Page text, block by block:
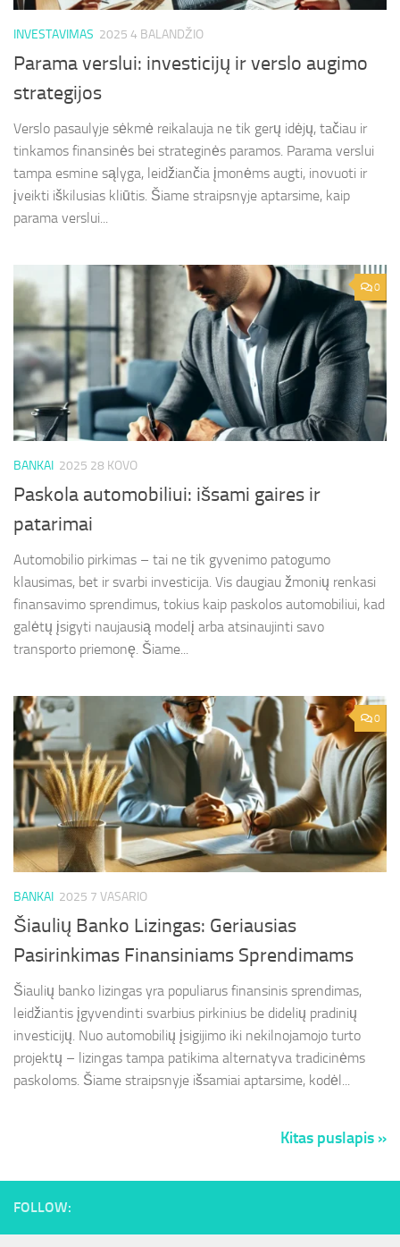
INVESTAVIMAS 2025 4 BALANDŽIO
Parama verslui: investicijų ir verslo augimo
strategijos
Verslo pasaulyje sėkmė reikalauja ne tik gerų idėjų, tačiau ir
tinkamos finansinės bei strateginės paramos. Parama verslui
tampa esmine sąlyga, leidžiančia įmonėms augti, inovuoti ir
įveikti iškilusias kliūtis. Šiame straipsnyje aptarsime, kaip
parama verslui...
0
BANKAI 2025 28 KOVO
Paskola automobiliui: išsami gaires ir
patarimai
Automobilio pirkimas – tai ne tik gyvenimo patogumo
klausimas, bet ir svarbi investicija. Vis daugiau žmonių renkasi
finansavimo sprendimus, tokius kaip paskolos automobiliui, kad
galėtų įsigyti naujausią modelį arba atsinaujinti savo
transporto priemonę. Šiame...
0
BANKAI 2025 7 VASARIO
Šiaulių Banko Lizingas: Geriausias
Pasirinkimas Finansiniams Sprendimams
Šiaulių banko lizingas yra populiarus finansinis sprendimas,
leidžiantis įgyvendinti svarbius pirkinius be didelių pradinių
investicijų. Nuo automobilių įsigijimo iki nekilnojamojo turto
projektų – lizingas tampa patikima alternatyva tradicinėms
paskoloms. Šiame straipsnyje išsamiai aptarsime, kodėl...
Kitas puslapis »
FOLLOW: